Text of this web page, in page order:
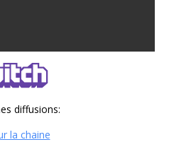
diffusions:
la chaine